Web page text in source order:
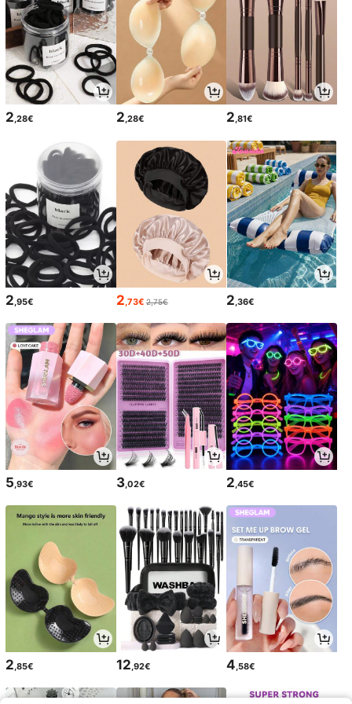
2,28€ 2,28€ 2,81€
2 ,95€ 2 ,73€ 2,75€ 2 ,36€
5,93€ 3,02€ 2,45€
2,85€ 12,92€ 4,58€